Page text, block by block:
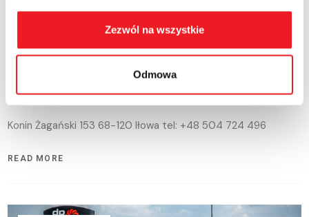
Zezwól na wszystkie
Odmowa
Fuel Discount Ilowa
Konin Żagański 153 68-120 Iłowa tel: +48 504 724 496
READ MORE